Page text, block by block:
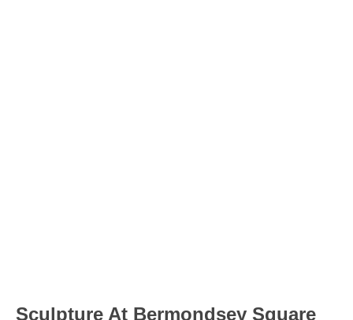
Sculpture At Bermondsey Square